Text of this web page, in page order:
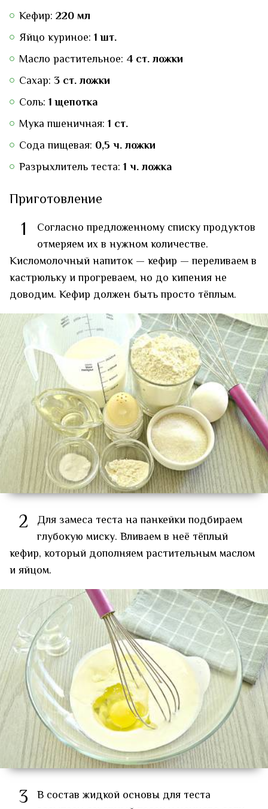
Кефир: 220 мл
Яйцо куриное: 1 шт.
Масло растительное: 4 ст. ложки
Сахар: 3 ст. ложки
Соль: 1 щепотка
Мука пшеничная: 1 ст.
Сода пищевая: 0,5 ч. ложки
Разрыхлитель теста: 1 ч. ложка
Приготовление
1
Согласно предложенному списку продуктов
отмеряем их в нужном количестве.
Кисломолочный напиток — кефир — переливаем в
кастрюльку и прогреваем, но до кипения не
доводим. Кефир должен быть просто тёплым.
2
Для замеса теста на панкейки подбираем
глубокую миску. Вливаем в неё тёплый
кефир, который дополняем растительным маслом
и яйцом.
3 В состав жидкой основы для теста